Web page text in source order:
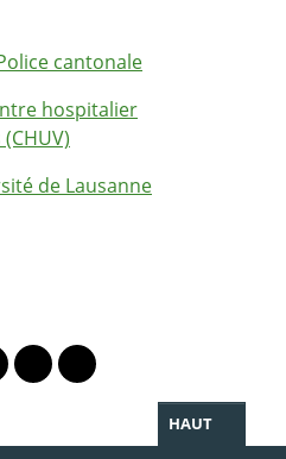
cantonale
hospitalier
de Lausanne
BlueskyInstagram
le profil Linkedin
vers le profil Facebook
Lien vers le profil Twitter
Partager par WhatsApp
HAUT